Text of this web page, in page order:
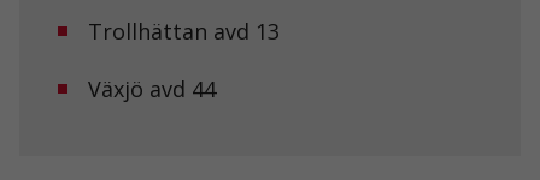
Trollhättan avd 13
Växjö avd 44